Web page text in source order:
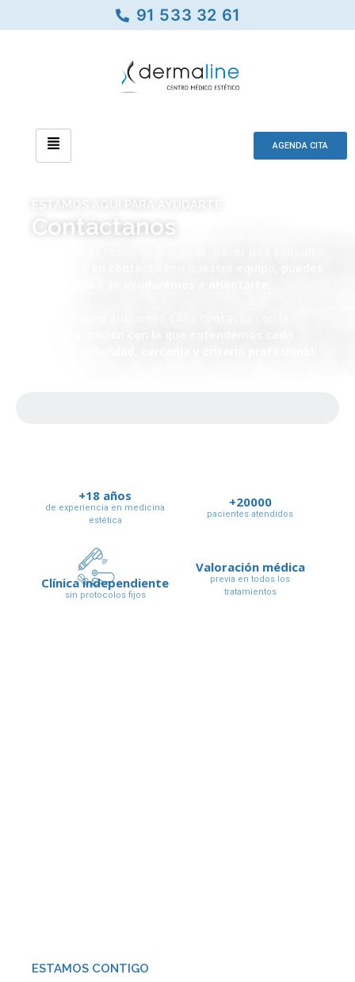
91 533 32 61
AGENDA CITA
ESTAMOS AQUI PARA AYUDARTE
Contáctanos
+18 años
de experiencia en medicina
estética
+20000
pacientes atendidos
Clínica independiente
sin protocolos fijos
Valoración médica
previa en todos los
tratamientos
ESTAMOS CONTIGO